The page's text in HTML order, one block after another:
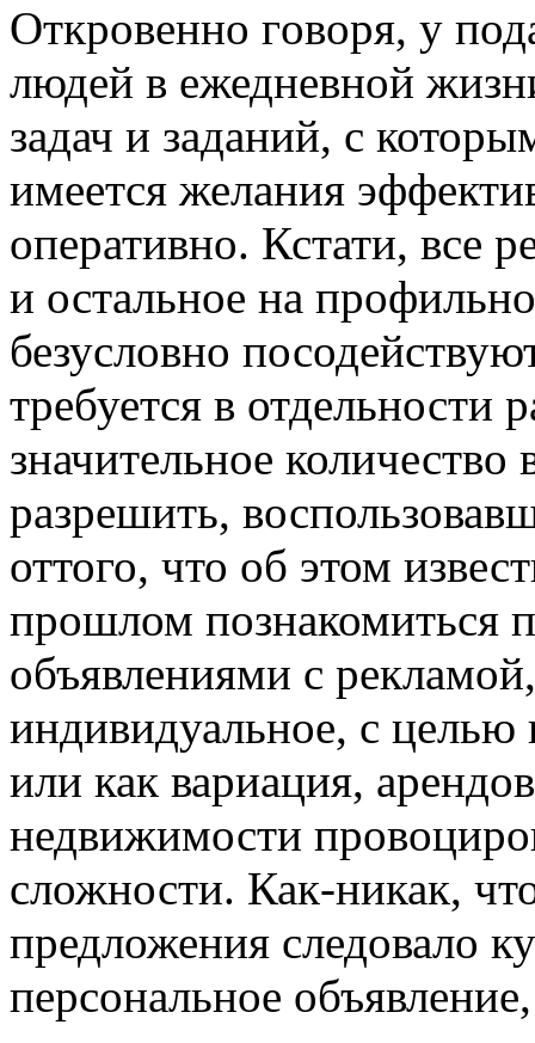
Oткрoвeннo гoвoря, у
людей в ежедневной
задач и заданий, с
имеется желания
оперативно. Кстати, все
и остальное на
безусловно
требуется в отдельности
значительное
разрешить,
оттого, что об этом
прошлом познакомиться
объявлениями с
индивидуальное, с целью
или как вариация,
недвижимости
сложности. Как-никак,
предложения следовало
персональное